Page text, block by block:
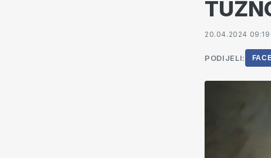
20.04.2024 09:19
PODIJELI: